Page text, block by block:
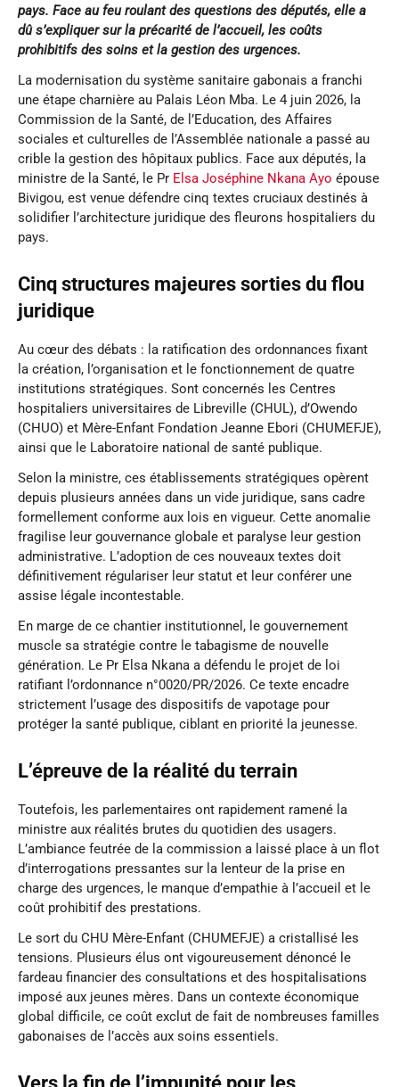
pays. Face au feu roulant des questions des députés, elle a
dû s’expliquer sur la précarité de l’accueil, les coûts
prohibitifs des soins et la gestion des urgences.
La modernisation du système sanitaire gabonais a franchi
une étape charnière au Palais Léon Mba. Le 4 juin 2026, la
Commission de la Santé, de l’Education, des Affaires
sociales et culturelles de l’Assemblée nationale a passé au
crible la gestion des hôpitaux publics. Face aux députés, la
ministre de la Santé, le Pr Elsa Joséphine Nkana Ayo épouse
Bivigou, est venue défendre cinq textes cruciaux destinés à
solidifier l’architecture juridique des fleurons hospitaliers du
pays.
Cinq structures majeures sorties du flou
juridique
Au cœur des débats : la ratification des ordonnances fixant
la création, l’organisation et le fonctionnement de quatre
institutions stratégiques. Sont concernés les Centres
hospitaliers universitaires de Libreville (CHUL), d’Owendo
(CHUO) et Mère-Enfant Fondation Jeanne Ebori (CHUMEFJE),
ainsi que le Laboratoire national de santé publique.
Selon la ministre, ces établissements stratégiques opèrent
depuis plusieurs années dans un vide juridique, sans cadre
formellement conforme aux lois en vigueur. Cette anomalie
fragilise leur gouvernance globale et paralyse leur gestion
administrative. L’adoption de ces nouveaux textes doit
définitivement régulariser leur statut et leur conférer une
assise légale incontestable.
En marge de ce chantier institutionnel, le gouvernement
muscle sa stratégie contre le tabagisme de nouvelle
génération. Le Pr Elsa Nkana a défendu le projet de loi
ratifiant l’ordonnance n°0020/PR/2026. Ce texte encadre
strictement l’usage des dispositifs de vapotage pour
protéger la santé publique, ciblant en priorité la jeunesse.
L’épreuve de la réalité du terrain
Toutefois, les parlementaires ont rapidement ramené la
ministre aux réalités brutes du quotidien des usagers.
L’ambiance feutrée de la commission a laissé place à un flot
d’interrogations pressantes sur la lenteur de la prise en
charge des urgences, le manque d’empathie à l’accueil et le
coût prohibitif des prestations.
Le sort du CHU Mère-Enfant (CHUMEFJE) a cristallisé les
tensions. Plusieurs élus ont vigoureusement dénoncé le
fardeau financier des consultations et des hospitalisations
imposé aux jeunes mères. Dans un contexte économique
global difficile, ce coût exclut de fait de nombreuses familles
gabonaises de l’accès aux soins essentiels.